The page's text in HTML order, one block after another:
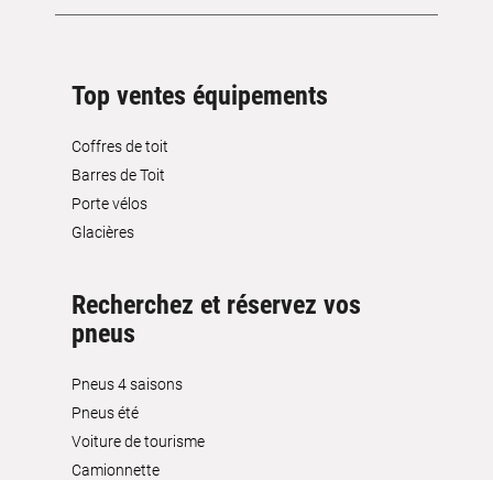
Top ventes équipements
Coffres de toit
Barres de Toit
Porte vélos
Glacières
Recherchez et réservez vos
pneus
Pneus 4 saisons
Pneus été
Voiture de tourisme
Camionnette